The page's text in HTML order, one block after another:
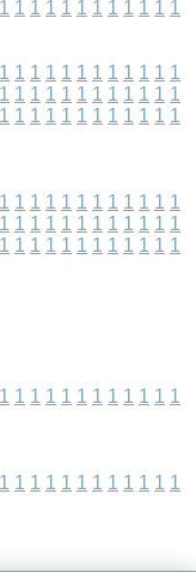
1 1 1 1 1 1 1 1 1 1 1 1
1 1 1 1 1 1 1 1 1 1 1 1
1 1 1 1 1 1 1 1 1 1 1 1
1 1 1 1 1 1 1 1 1 1 1 1
1 1 1 1 1 1 1 1 1 1 1 1
1 1 1 1 1 1 1 1 1 1 1 1
1 1 1 1 1 1 1 1 1 1 1 1
1 1 1 1 1 1 1 1 1 1 1 1
1 1 1 1 1 1 1 1 1 1 1 1